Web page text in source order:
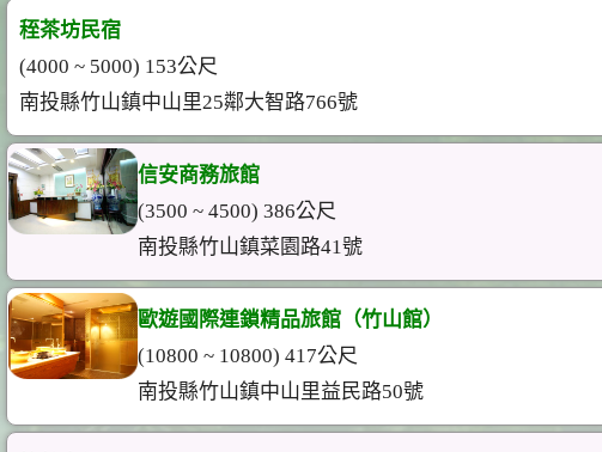
秷茶坊民宿
(4000 ~ 5000) 153公尺
南投縣竹山鎮中山里25鄰大智路766號
信安商務旅館
(3500 ~ 4500) 386公尺
南投縣竹山鎮菜園路41號
歐遊國際連鎖精品旅館（竹山館）
(10800 ~ 10800) 417公尺
南投縣竹山鎮中山里益民路50號